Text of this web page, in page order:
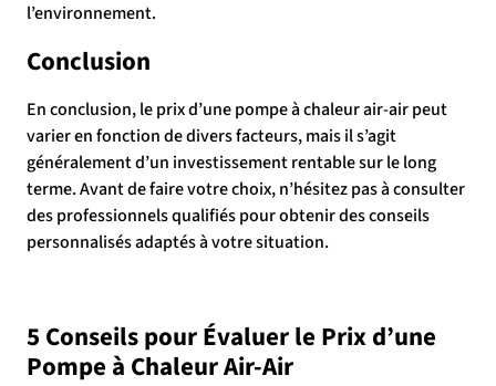
l’environnement.
Conclusion
En conclusion, le prix d’une pompe à chaleur air-air peut
varier en fonction de divers facteurs, mais il s’agit
généralement d’un investissement rentable sur le long
terme. Avant de faire votre choix, n’hésitez pas à consulter
des professionnels qualifiés pour obtenir des conseils
personnalisés adaptés à votre situation.
5 Conseils pour Évaluer le Prix d’une
Pompe à Chaleur Air-Air